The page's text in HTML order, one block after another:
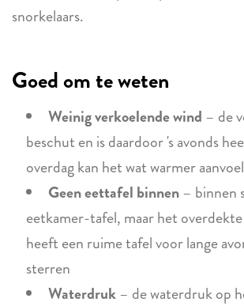
snorkelaars.
Goed om te weten
Weinig verkoelende wind – de
beschut en is daardoor 's avonds
overdag kan het wat warmer
Geen eettafel binnen– binnen
eetkamer-tafel, maar het
heeft een ruime tafel voor lange
sterren
Waterdruk– de waterdruk op